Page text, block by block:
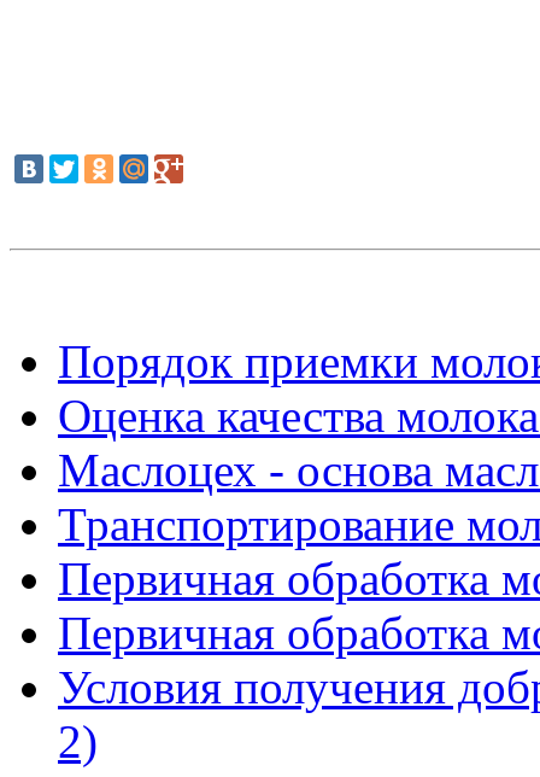
Порядок приемки
Оценка качества
Маслоцех - основа
Транспортирование
Первичная обработка
Первичная обработка
Условия получения
2)